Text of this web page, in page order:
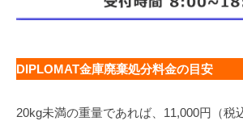
DIPLOMAT金庫廃棄処分料金の目安
20kg未満の重量であれば、11,000円（税